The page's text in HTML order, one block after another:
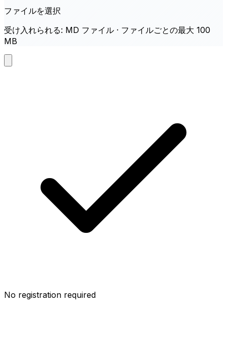
ファイルを選択
受け入れられる: MD ファイル · ファイルごとの最大 100
MB
No registration required